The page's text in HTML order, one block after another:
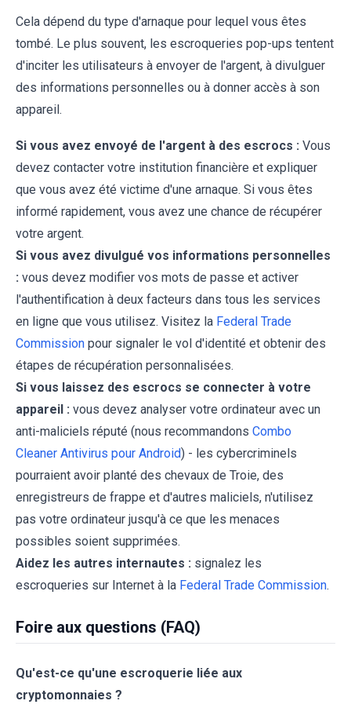
Cela dépend du type d'arnaque pour lequel vous êtes
tombé. Le plus souvent, les escroqueries pop-ups tentent
d'inciter les utilisateurs à envoyer de l'argent, à divulguer
des informations personnelles ou à donner accès à son
appareil.
Si vous avez envoyé de l'argent à des escrocs : Vous
devez contacter votre institution financière et expliquer
que vous avez été victime d'une arnaque. Si vous êtes
informé rapidement, vous avez une chance de récupérer
votre argent.
Si vous avez divulgué vos informations personnelles
: vous devez modifier vos mots de passe et activer
l'authentification à deux facteurs dans tous les services
en ligne que vous utilisez. Visitez la Federal Trade
Commission pour signaler le vol d'identité et obtenir des
étapes de récupération personnalisées.
Si vous laissez des escrocs se connecter à votre
appareil : vous devez analyser votre ordinateur avec un
anti-maliciels réputé (nous recommandons Combo
Cleaner Antivirus pour Android) - les cybercriminels
pourraient avoir planté des chevaux de Troie, des
enregistreurs de frappe et d'autres maliciels, n'utilisez
pas votre ordinateur jusqu'à ce que les menaces
possibles soient supprimées.
Aidez les autres internautes : signalez les
escroqueries sur Internet à la Federal Trade Commission.
Foire aux questions (FAQ)
Qu'est-ce qu'une escroquerie liée aux
cryptomonnaies ?